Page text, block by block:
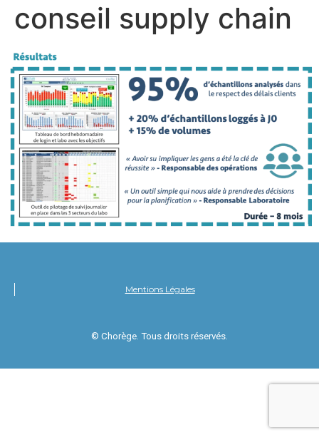
conseil supply chain
Mentions Légales
© Chorège. Tous droits réservés.